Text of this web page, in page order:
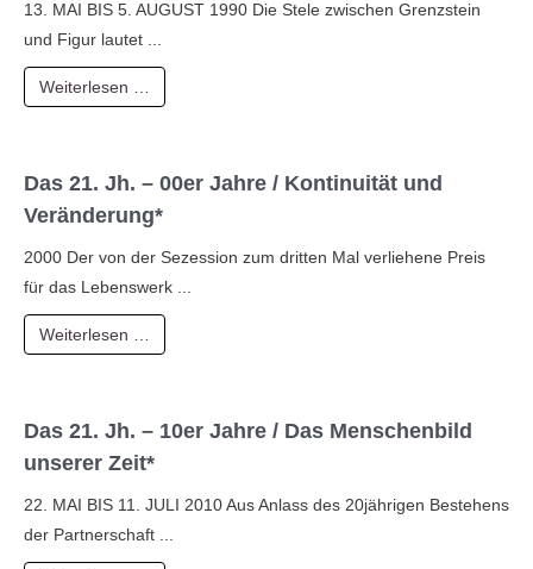
13. MAI BIS 5. AUGUST 1990 Die Stele zwischen Grenzstein
und Figur lautet ...
Weiterlesen …
Das 21. Jh. – 00er Jahre / Kontinuität und
Veränderung*
2000 Der von der Sezession zum dritten Mal verliehene Preis
für das Lebenswerk ...
Weiterlesen …
Das 21. Jh. – 10er Jahre / Das Menschenbild
unserer Zeit*
22. MAI BIS 11. JULI 2010 Aus Anlass des 20jährigen Bestehens
der Partnerschaft ...